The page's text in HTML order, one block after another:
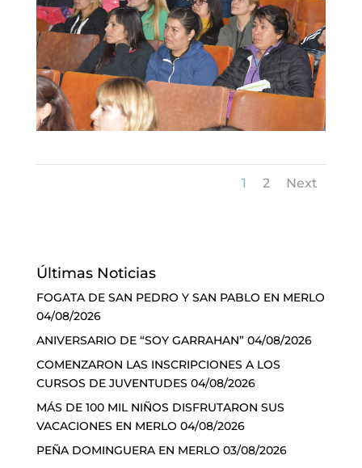
1 2 Next
Últimas Noticias
FOGATA DE SAN PEDRO Y SAN PABLO EN MERLO
04/08/2026
ANIVERSARIO DE “SOY GARRAHAN” 04/08/2026
COMENZARON LAS INSCRIPCIONES A LOS
CURSOS DE JUVENTUDES 04/08/2026
MÁS DE 100 MIL NIÑOS DISFRUTARON SUS
VACACIONES EN MERLO 04/08/2026
PEÑA DOMINGUERA EN MERLO 03/08/2026